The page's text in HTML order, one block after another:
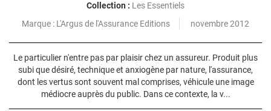
Collection : Les Essentiels
L'Argus de l'Assurance Editions
novembre 2012
Le particulier n'entre pas par plaisir chez un assureur. Produit plus
subi que désiré, technique et anxiogène par nature, l'assurance,
dont les vertus sont souvent mal comprises, véhicule une image
médiocre auprès du public. Dans ce contexte, la v...